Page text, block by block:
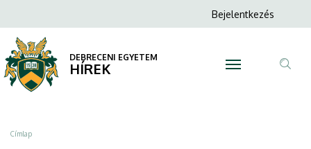
Cannabis
a
szívbetegségek
ellen?
a
tartalomra
Anonim
menüje
Bejelentkezés
DEBRECENI EGYETEM
HÍREK
Morzsa
Címlap